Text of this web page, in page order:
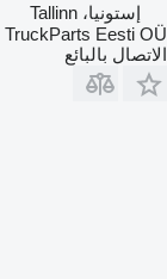
إستونيا، Tallinn
TruckParts Eesti OÜ
الاتصال بالبائع